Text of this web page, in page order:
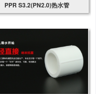
PPR S3.2(PN2.0)热水管